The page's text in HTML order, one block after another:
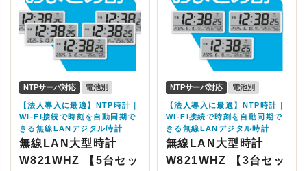
NTPサーバ対応 電池別
【法人導入に最適】NTP時計｜
Wi-Fi接続で時刻を自動同期で
きる無線LANデジタル時計
無線LAN大型時計
W821WHZ 【5台セッ
NTPサーバ対応 電池別
【法人導入に最適】NTP時計｜
Wi-Fi接続で時刻を自動同期で
きる無線LANデジタル時計
無線LAN大型時計
W821WHZ 【3台セッ